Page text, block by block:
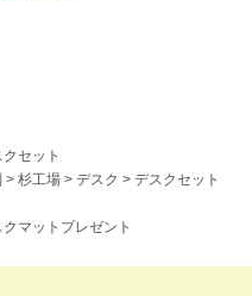
セット
杉工場 デスク
デスクセット
クマットプレゼント